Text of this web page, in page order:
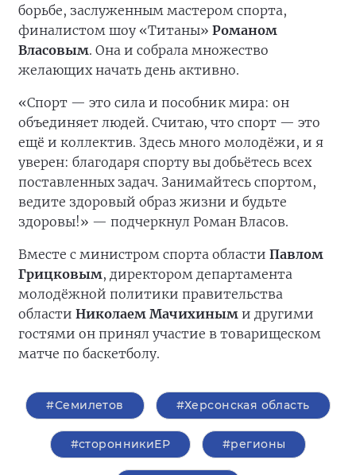
борьбе, заслуженным мастером спорта,
финалистом шоу «Титаны» Романом
Власовым. Она и собрала множество
желающих начать день активно.
«Спорт — это сила и пособник мира: он
объединяет людей. Считаю, что спорт — это
ещё и коллектив. Здесь много молодёжи, и я
уверен: благодаря спорту вы добьётесь всех
поставленных задач. Занимайтесь спортом,
ведите здоровый образ жизни и будьте
здоровы!» — подчеркнул Роман Власов.
Вместе с министром спорта области Павлом
Грицковым, директором департамента
молодёжной политики правительства
области Николаем Мачихиным и другими
гостями он принял участие в товарищеском
матче по баскетболу.
#Семилетов #Херсонская область
#сторонникиЕР #регионы